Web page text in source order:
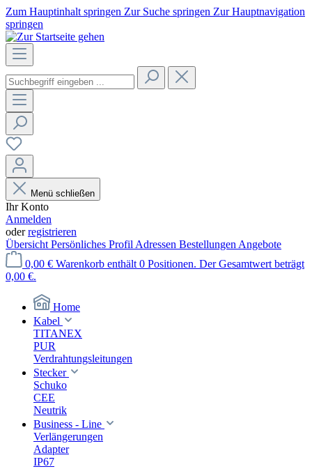
Zum Hauptinhalt springen Zur Suche springen Zur Hauptnavigation
springen
Menü schließen
Ihr Konto
Anmelden
oderregistrieren
Übersicht Persönliches Profil Adressen Bestellungen Angebote
0,00 € Warenkorb enthält 0 Positionen. Der Gesamtwert beträgt
0,00 €.
Home
Kabel
TITANEX
PUR
Verdrahtungsleitungen
Stecker
Schuko
CEE
Neutrik
Business - Line
Verlängerungen
Adapter
IP67